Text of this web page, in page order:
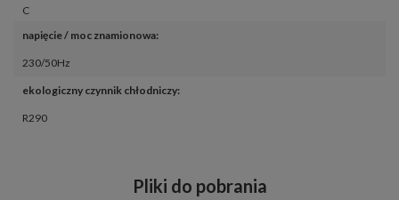
C
napięcie / moc znamionowa:
230/50Hz
ekologiczny czynnik chłodniczy:
R290
Pliki do pobrania